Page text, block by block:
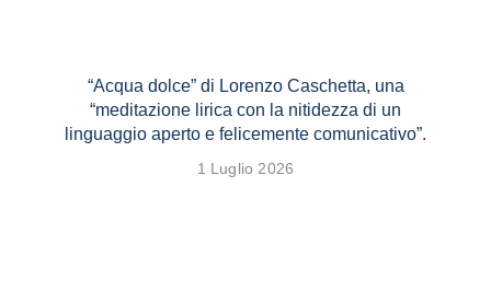
“Acqua dolce” di Lorenzo Caschetta, una
“meditazione lirica con la nitidezza di un
linguaggio aperto e felicemente comunicativo”.
1 Luglio 2026